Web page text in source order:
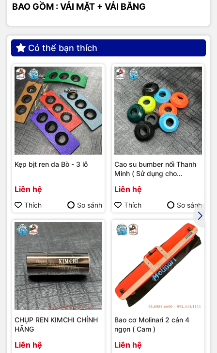
BAO GỒM : VẢI MẶT + VẢI BĂNG
Có thể bạn thích
Kẹp bịt ren da Bò - 3 lỗ
Liên hệ
Thích So sánh
Cao su bumber nối Thanh
Minh ( Sử dụng cho
Liên hệ
Thích So sánh
CHỤP REN KIMCHI CHÍNH
HÃNG
Liên hệ
Bao cơ Molinari 2 cán 4
ngọn ( Cam )
Liên hệ